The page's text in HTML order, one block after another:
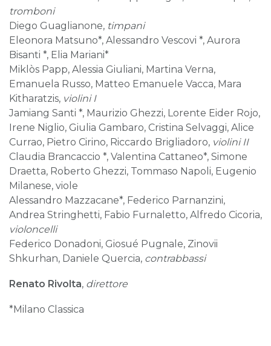
tromboni
Diego Guaglianone, timpani
Eleonora Matsuno*, Alessandro Vescovi *, Aurora
Bisanti *, Elia Mariani*
Miklòs Papp, Alessia Giuliani, Martina Verna,
Emanuela Russo, Matteo Emanuele Vacca, Mara
Kitharatzis, violini I
Jamiang Santi *, Maurizio Ghezzi, Lorente Eider Rojo,
Irene Niglio, Giulia Gambaro, Cristina Selvaggi, Alice
Currao, Pietro Cirino, Riccardo Brigliadoro, violini II
Claudia Brancaccio *, Valentina Cattaneo*, Simone
Draetta, Roberto Ghezzi, Tommaso Napoli, Eugenio
Milanese, viole
Alessandro Mazzacane*, Federico Parnanzini,
Andrea Stringhetti, Fabio Furnaletto, Alfredo Cicoria,
violoncelli
Federico Donadoni, Giosué Pugnale, Zinovii
Shkurhan, Daniele Quercia, contrabbassi
Renato Rivolta, direttore
*Milano Classica